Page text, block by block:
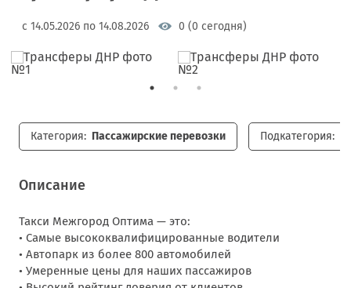
с 14.05.2026 по 14.08.2026 0 (0 сегодня)
Категория: Пассажирские перевозки Подкатегория:
Описание
Такси Межгород Оптима — это:
• Самые высококвалифицированные водители
• Автопарк из более 800 автомобилей
• Умеренные цены для наших пассажиров